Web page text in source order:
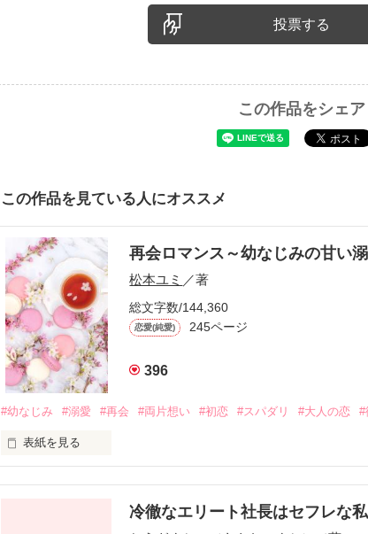
投票する
この作品をシェア
この作品を見ている人にオススメ
再会ロマンス～幼なじみの甘い
松本ユミ ／著
総文字数/144,360
恋愛(純愛) 245ページ
396
#幼なじみ #溺愛 #再会 #両片想い #初恋 #スパダリ #大人の恋 #
表紙を見る
冷徹なエリート社長はセフレな